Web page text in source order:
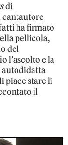
di
cantautore
ha firmato
pellicola,
del
l’ascolto e la
autodidatta
piace stare lì
il